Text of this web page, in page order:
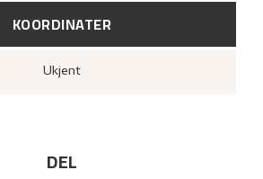
KOORDINATER
Ukjent
DEL